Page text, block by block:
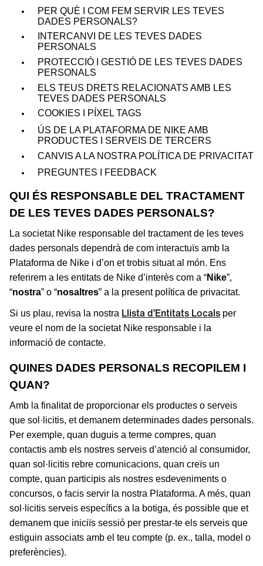
PER QUÈ I COM FEM SERVIR LES TEVES
DADES PERSONALS?
INTERCANVI DE LES TEVES DADES
PERSONALS
PROTECCIÓ I GESTIÓ DE LES TEVES DADES
PERSONALS
ELS TEUS DRETS RELACIONATS AMB LES
TEVES DADES PERSONALS
COOKIES I PÍXEL TAGS
ÚS DE LA PLATAFORMA DE NIKE AMB
PRODUCTES I SERVEIS DE TERCERS
CANVIS A LA NOSTRA POLÍTICA DE PRIVACITAT
PREGUNTES I FEEDBACK
QUI ÉS RESPONSABLE DEL TRACTAMENT
DE LES TEVES DADES PERSONALS?
La societat Nike responsable del tractament de les teves
dades personals dependrà de com interactuïs amb la
Plataforma de Nike i d’on et trobis situat al món. Ens
referirem a les entitats de Nike d’interès com a “Nike”,
“nostra” o “nosaltres” a la present política de privacitat.
Si us plau, revisa la nostra Llista d’Entitats Locals per
veure el nom de la societat Nike responsable i la
informació de contacte.
QUINES DADES PERSONALS RECOPILEM I
QUAN?
Amb la finalitat de proporcionar els productes o serveis
que sol·licitis, et demanem determinades dades personals.
Per exemple, quan duguis a terme compres, quan
contactis amb els nostres serveis d’atenció al consumidor,
quan sol·licitis rebre comunicacions, quan creïs un
compte, quan participis als nostres esdeveniments o
concursos, o facis servir la nostra Plataforma. A més, quan
sol·licitis serveis específics a la botiga, és possible que et
demanem que iniciïs sessió per prestar-te els serveis que
estiguin associats amb el teu compte (p. ex., talla, model o
preferències).